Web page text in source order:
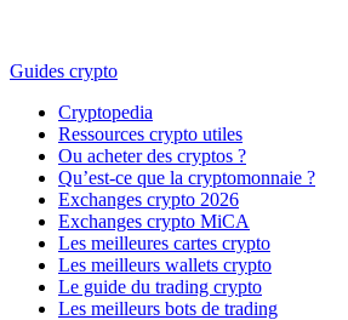
Guides crypto
Cryptopedia
Ressources crypto utiles
Ou acheter des cryptos ?
Qu’est-ce que la cryptomonnaie ?
Exchanges crypto 2026
Exchanges crypto MiCA
Les meilleures cartes crypto
Les meilleurs wallets crypto
Le guide du trading crypto
Les meilleurs bots de trading